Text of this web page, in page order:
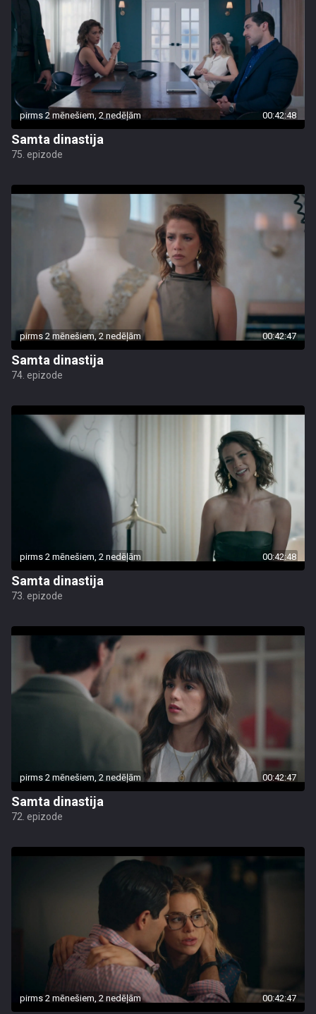
pirms 2 mēnešiem, 2 nedēļām 00:42:48
Samta dinastija
75. epizode
pirms 2 mēnešiem, 2 nedēļām 00:42:47
Samta dinastija
74. epizode
pirms 2 mēnešiem, 2 nedēļām 00:42:48
Samta dinastija
73. epizode
pirms 2 mēnešiem, 2 nedēļām 00:42:47
Samta dinastija
72. epizode
pirms 2 mēnešiem, 2 nedēļām 00:42:47